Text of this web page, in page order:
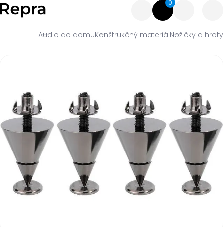
0
Audio do domuKonštrukčný materiálNožičky a hroty